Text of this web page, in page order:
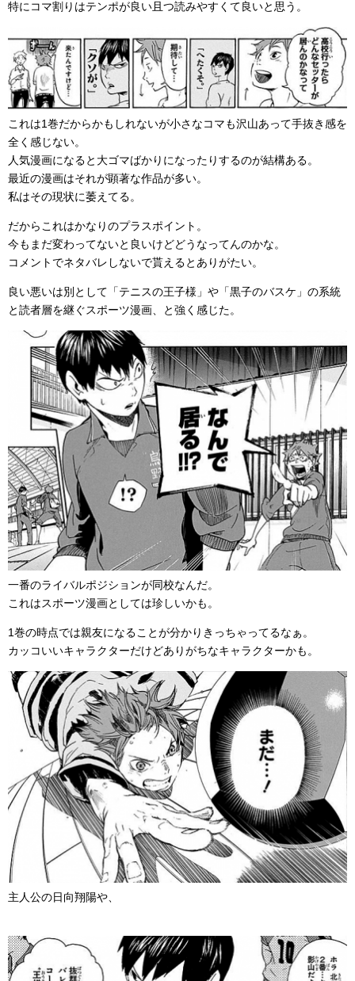
特にコマ割りはテンポが良い且つ読みやすくて良いと思う。
これは1巻だからかもしれないが小さなコマも沢山あって手抜き感を
全く感じない。
人気漫画になると大ゴマばかりになったりするのが結構ある。
最近の漫画はそれが顕著な作品が多い。
私はその現状に萎えてる。
だからこれはかなりのプラスポイント。
今もまだ変わってないと良いけどどうなってんのかな。
コメントでネタバレしないで貰えるとありがたい。
良い悪いは別として「テニスの王子様」や「黒子のバスケ」の系統
と読者層を継ぐスポーツ漫画、と強く感じた。
一番のライバルポジションが同校なんだ。
これはスポーツ漫画としては珍しいかも。
1巻の時点では親友になることが分かりきっちゃってるなぁ。
カッコいいキャラクターだけどありがちなキャラクターかも。
主人公の日向翔陽や、